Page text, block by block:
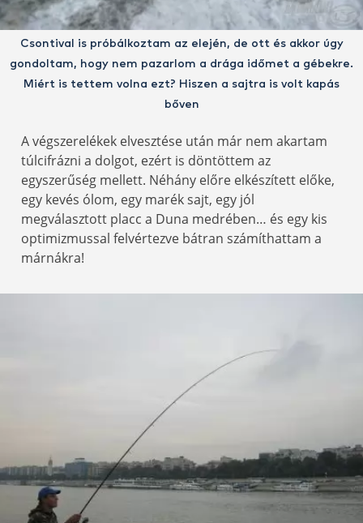
Csontival is próbálkoztam az elején, de ott és akkor úgy
gondoltam, hogy nem pazarlom a drága időmet a gébekre.
Miért is tettem volna ezt? Hiszen a sajtra is volt kapás
bőven
A végszerelékek elvesztése után már nem akartam
túlcifrázni a dolgot, ezért is döntöttem az
egyszerűség mellett. Néhány előre elkészített előke,
egy kevés ólom, egy marék sajt, egy jól
megválasztott placc a Duna medrében… és egy kis
optimizmussal felvértezve bátran számíthattam a
márnákra!